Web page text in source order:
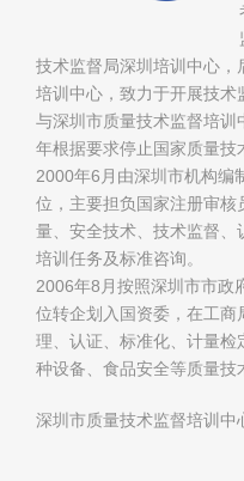
技术监督局深圳培训中心，
培训中心，致力于开展技术
与深圳市质量技术监督培
年根据要求停止国家质量技
2000年6月由深圳市机构编
位，主要担负国家注册审
量、安全技术、技术监督
培训任务及标准咨询。
2006年8月按照深圳市市政
位转企划入国资委，在工商
理、认证、标准化、计量
种设备、食品安全等质量技
深圳市质量技术监督培训中